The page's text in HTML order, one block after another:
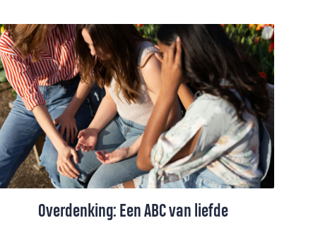
We zijn allemaal elkaars naasten, maar
wanneer laat je je werkelijk zien als
iemands naaste? Die vraag stelt pastor Rixt
Koekkoek-de Boer zich als ze dieper
nadenkt over de positie van de overvallen
man in het verhaal van de barmhartige
Samaritaan.
Overdenking: Een ABC van liefde